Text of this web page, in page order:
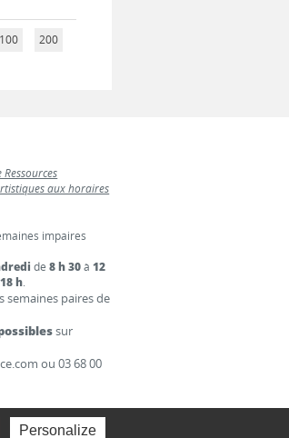
100 200
Ressources
aux horaires
impaires
de8 h 30à12
18 h.
semaines paires de
sur
ou 03 68 00
CONTACT
Personalize